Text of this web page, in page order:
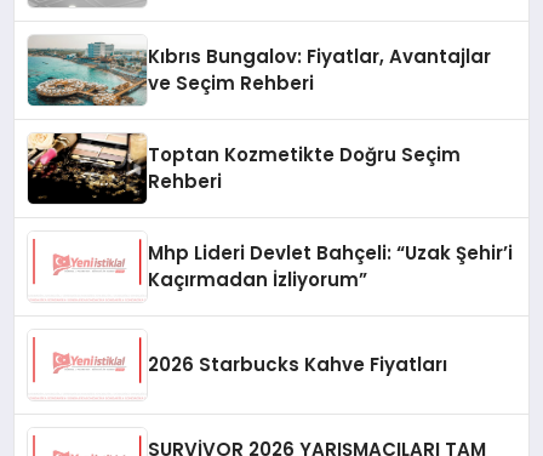
Kıbrıs Bungalov: Fiyatlar, Avantajlar
ve Seçim Rehberi
Toptan Kozmetikte Doğru Seçim
Rehberi
Mhp Lideri Devlet Bahçeli: “Uzak Şehir’i
Kaçırmadan İzliyorum”
2026 Starbucks Kahve Fiyatları
SURVİVOR 2026 YARIŞMACILARI TAM